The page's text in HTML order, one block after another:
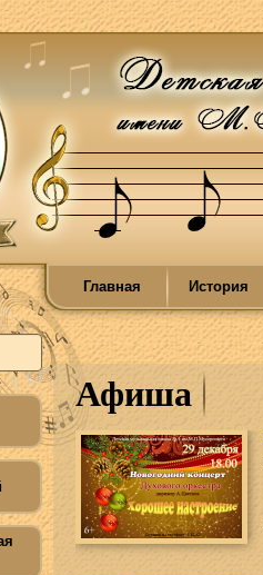
Главная История
Афиша